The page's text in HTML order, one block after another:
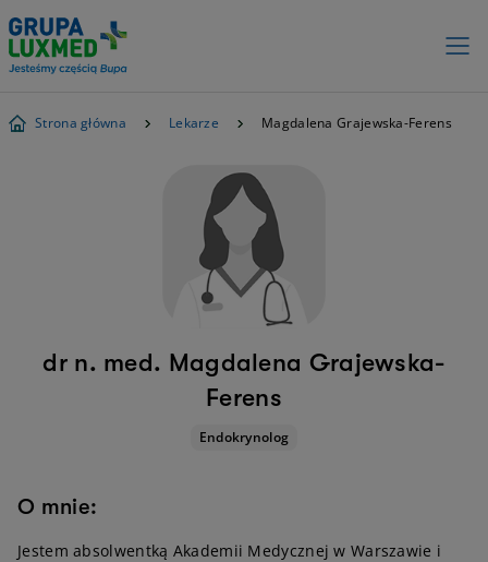
Strona główna Lekarze Magdalena Grajewska-Ferens
dr n. med. Magdalena Grajewska-
Ferens
Endokrynolog
O mnie:
Jestem absolwentką Akademii Medycznej w Warszawie i